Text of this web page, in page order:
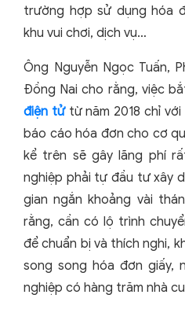
trường hợp sử dụng hóa
khu vui chơi, dịch vụ…
Ông Nguyễn Ngọc Tuấn,
Đồng Nai cho rằng, việc
điện tửtừ năm 2018 chỉ với
báo cáo hóa đơn cho cơ
kể trên sẽ gây lãng phí
nghiệp phải tự đầu tư xây
gian ngắn khoảng vài
rằng, cần có lộ trình
để chuẩn bị và thích nghi,
song song hóa đơn giấy,
nghiệp có hàng trăm nhà